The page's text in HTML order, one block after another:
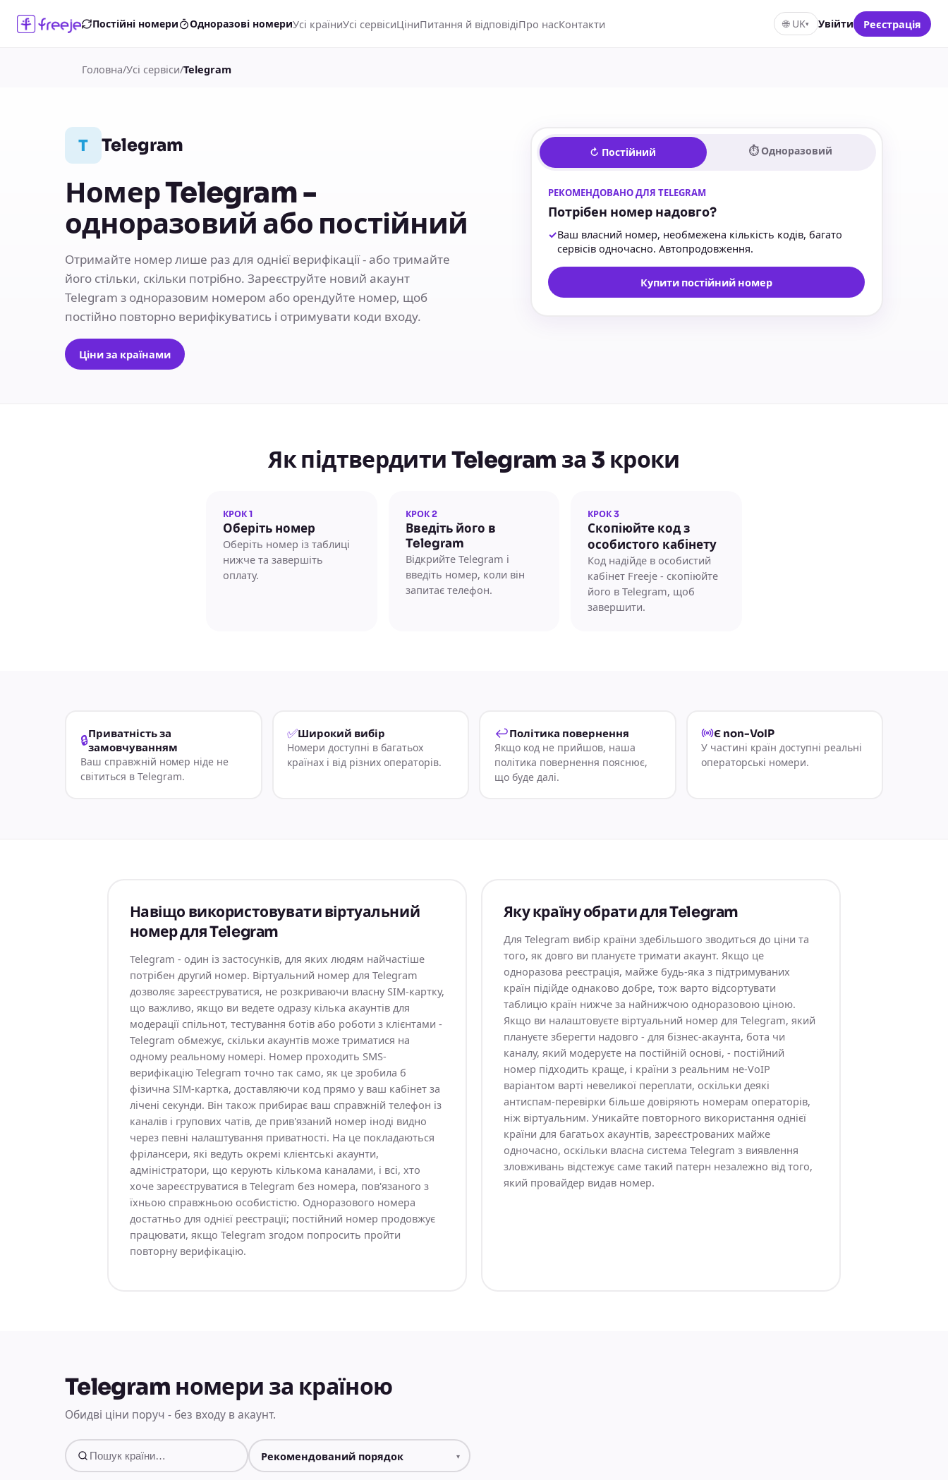
Постійні номери Одноразові номериУсі країниУсі сервісиЦіниПитання й відповідіПро насКонтакти 🌐 UK▾ Увійти Реєстрація
Головна/Усі сервіси/Telegram
T Telegram
Номер Telegram -
одноразовий або постійний
Отримайте номер лише раз для однієї верифікації - або тримайте
його стільки, скільки потрібно. Зареєструйте новий акаунт
Telegram з одноразовим номером або орендуйте номер, щоб
постійно повторно верифікуватись і отримувати коди входу.
Ціни за країнами
↻ Постійний ⏱ Одноразовий
РЕКОМЕНДОВАНО ДЛЯ TELEGRAM
Потрібен номер надовго?
✓Ваш власний номер, необмежена кількість кодів, багато
сервісів одночасно. Автопродовження.
Купити постійний номер
Як підтвердити Telegram за 3 кроки
КРОК 1
Оберіть номер
Оберіть номер із таблиці
нижче та завершіть
оплату.
КРОК 2
Введіть його в
Telegram
Відкрийте Telegram і
введіть номер, коли він
запитає телефон.
КРОК 3
Скопіюйте код з
особистого кабінету
Код надійде в особистий
кабінет Freeje - скопіюйте
його в Telegram, щоб
завершити.
🔒Приватність за
замовчуванням
Ваш справжній номер ніде не
світиться в Telegram.
✅Широкий вибір
Номери доступні в багатьох
країнах і від різних операторів.
↩Політика повернення
Якщо код не прийшов, наша
політика повернення пояснює,
що буде далі.
Є non-VoIP
У частині країн доступні реальні
операторські номери.
Навіщо використовувати віртуальний
номер для Telegram
Telegram - один із застосунків, для яких людям найчастіше
потрібен другий номер. Віртуальний номер для Telegram
дозволяє зареєструватися, не розкриваючи власну SIM-картку,
що важливо, якщо ви ведете одразу кілька акаунтів для
модерації спільнот, тестування ботів або роботи з клієнтами -
Telegram обмежує, скільки акаунтів може триматися на
одному реальному номері. Номер проходить SMS-
верифікацію Telegram точно так само, як це зробила б
фізична SIM-картка, доставляючи код прямо у ваш кабінет за
лічені секунди. Він також прибирає ваш справжній телефон із
каналів і групових чатів, де прив'язаний номер іноді видно
через певні налаштування приватності. На це покладаються
фрілансери, які ведуть окремі клієнтські акаунти,
адміністратори, що керують кількома каналами, і всі, хто
хоче зареєструватися в Telegram без номера, пов'язаного з
їхньою справжньою особистістю. Одноразового номера
достатньо для однієї реєстрації; постійний номер продовжує
працювати, якщо Telegram згодом попросить пройти
повторну верифікацію.
Яку країну обрати для Telegram
Для Telegram вибір країни здебільшого зводиться до ціни та
того, як довго ви плануєте тримати акаунт. Якщо це
одноразова реєстрація, майже будь-яка з підтримуваних
країн підійде однаково добре, тож варто відсортувати
таблицю країн нижче за найнижчою одноразовою ціною.
Якщо ви налаштовуєте віртуальний номер для Telegram, який
плануєте зберегти надовго - для бізнес-акаунта, бота чи
каналу, який модеруєте на постійній основі, - постійний
номер підходить краще, і країни з реальним не-VoIP
варіантом варті невеликої переплати, оскільки деякі
антиспам-перевірки більше довіряють номерам операторів,
ніж віртуальним. Уникайте повторного використання однієї
країни для багатьох акаунтів, зареєстрованих майже
одночасно, оскільки власна система Telegram з виявлення
зловживань відстежує саме такий патерн незалежно від того,
який провайдер видав номер.
Telegram номери за країною
Обидві ціни поруч - без входу в акаунт.